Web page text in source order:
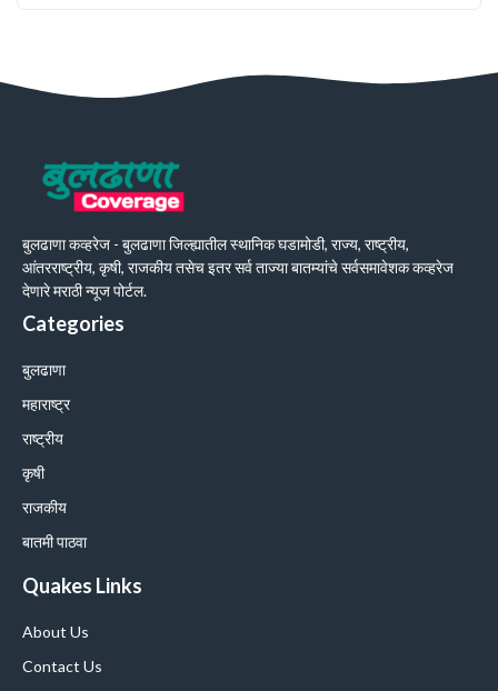
बुलढाणा कव्हरेज - बुलढाणा जिल्ह्यातील स्थानिक घडामोडी, राज्य, राष्ट्रीय,
आंतरराष्ट्रीय, कृषी, राजकीय तसेच इतर सर्व ताज्या बातम्यांचे सर्वसमावेशक कव्हरेज
देणारे मराठी न्यूज पोर्टल.
Categories
बुलढाणा
महाराष्ट्र
राष्ट्रीय
कृषी
राजकीय
बातमी पाठवा
Quakes Links
About Us
Contact Us